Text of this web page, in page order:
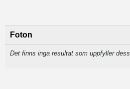
Foton
Det finns inga resultat som uppfyller